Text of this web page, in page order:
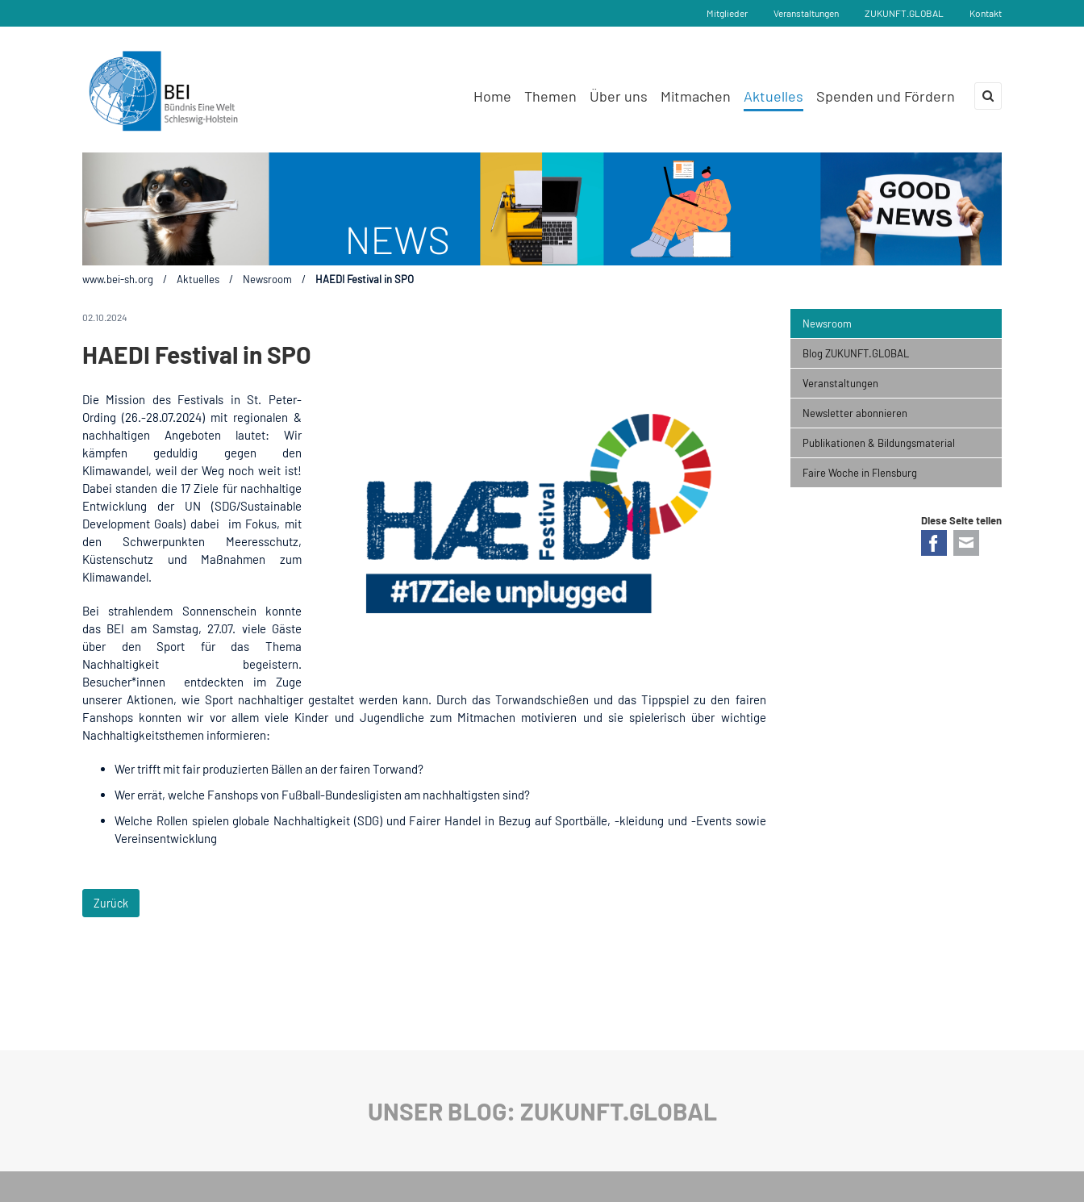
Mitglieder Veranstaltungen ZUKUNFT.GLOBAL Kontakt
Home Themen Über uns Mitmachen Aktuelles Spenden und Fördern
×
www.bei-sh.org / Aktuelles / Newsroom / HAEDI Festival in SPO
02.10.2024
HAEDI Festival in SPO
Die Mission des Festivals in St. Peter-
Ording (26.-28.07.2024) mit regionalen &
nachhaltigen Angeboten
lautet: Wir
kämpfen geduldig gegen den
Klimawandel, weil der Weg noch weit ist!
Dabei standen die 17 Ziele für nachhaltige
Entwicklung der UN (SDG/Sustainable
Development Goals) dabei im Fokus, mit
den Schwerpunkten Meeresschutz,
Küstenschutz und Maßnahmen zum
Klimawandel.
Bei strahlendem Sonnenschein konnte
das BEI am Samstag, 27.07. viele Gäste
über den Sport für das Thema
Nachhaltigkeit begeistern.
Besucher*innen entdeckten im Zuge
unserer Aktionen, wie Sport nachhaltiger gestaltet werden kann. Durch das Torwandschießen und das Tippspiel zu den fairen
Fanshops konnten wir vor allem viele Kinder und Jugendliche zum Mitmachen motivieren und sie spielerisch über wichtige
Nachhaltigkeitsthemen informieren:
Wer trifft mit fair produzierten Bällen an der fairen Torwand?
Wer errät, welche Fanshops von Fußball-Bundesligisten am nachhaltigsten sind?
Welche Rollen spielen globale Nachhaltigkeit (SDG) und Fairer Handel in Bezug auf Sportbälle, -kleidung und -Events sowie
Vereinsentwicklung
Zurück
Newsroom
Blog ZUKUNFT.GLOBAL
Veranstaltungen
Newsletter abonnieren
Publikationen & Bildungsmaterial
Faire Woche in Flensburg
Diese Seite teilen
Facebook
UNSER BLOG: ZUKUNFT.GLOBAL